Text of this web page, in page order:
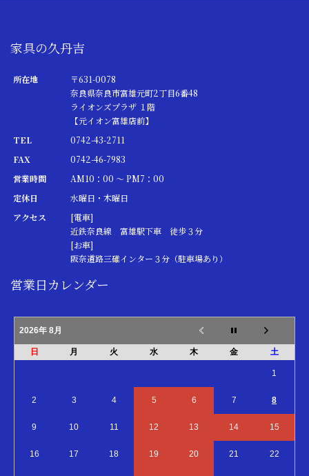
家具の久丹吉
所在地
〒631-0078
奈良県奈良市富雄元町2丁目6番48
ライオンズプラザ １階
【元イオン富雄店前】
TEL
0742-43-2711
FAX
0742-46-7983
営業時間
AM10：00 ～ PM7：00
定休日
水曜日・木曜日
アクセス
[電車]
近鉄奈良線 富雄駅下車 徒歩３分
[お車]
阪奈道路三碓インター３分（駐車場あり）
営業日カレンダー
2026年 8月
日 月 火 水 木 金 土
1
2 3 4 5 6 7 8
9 10 11 12 13 14 15
16 17 18 19 20 21 22